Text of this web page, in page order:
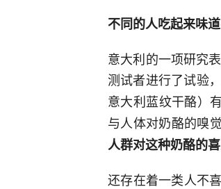
不同的人吃起来味道
意大利的一项研究
测试者进行了试验
意大利蓝纹干酪）有
与人体对奶酪的嗅
人群对这种奶酪的
还存在着一类人不